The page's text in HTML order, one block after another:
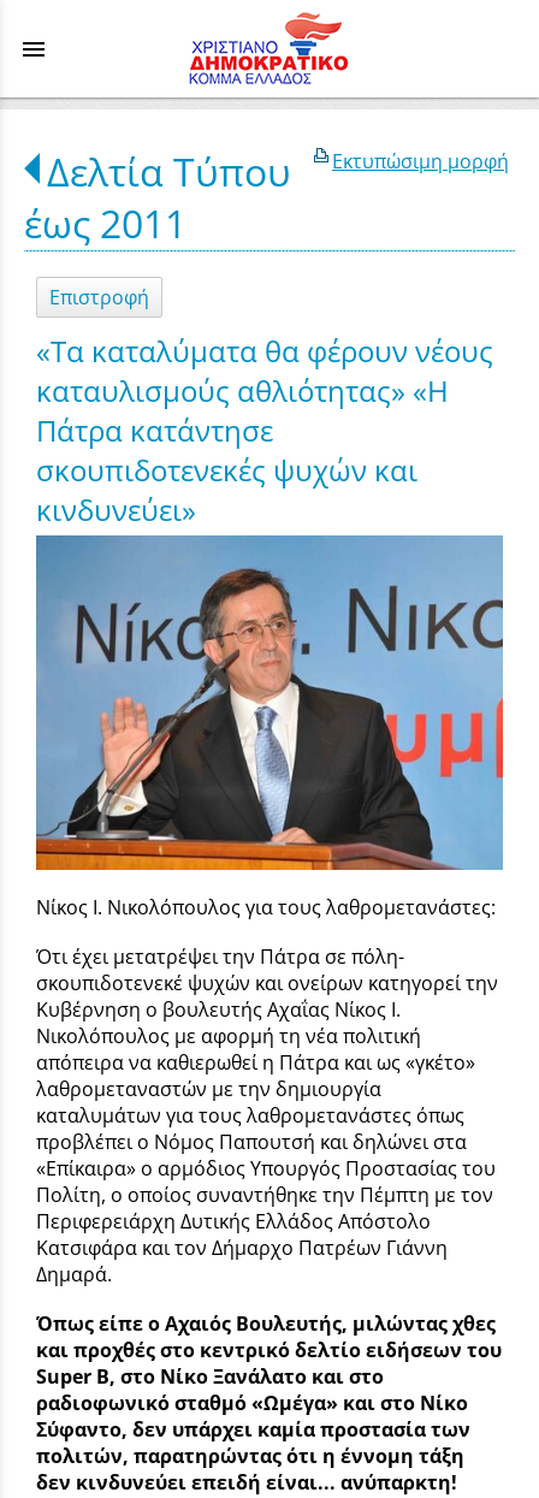
menu
Εκτυπώσιμη μορφή
Δελτία Τύπου
έως 2011
Επιστροφή
«Τα καταλύματα θα φέρουν νέους
καταυλισμούς αθλιότητας» «Η
Πάτρα κατάντησε
σκουπιδοτενεκές ψυχών και
κινδυνεύει»
Νίκος Ι. Νικολόπουλος για τους λαθρομετανάστες:
Ότι έχει μετατρέψει την Πάτρα σε πόλη-
σκουπιδοτενεκέ ψυχών και ονείρων κατηγορεί την
Κυβέρνηση ο βουλευτής Αχαΐας Νίκος Ι.
Νικολόπουλος με αφορμή τη νέα πολιτική
απόπειρα να καθιερωθεί η Πάτρα και ως «γκέτο»
λαθρομεταναστών με την δημιουργία
καταλυμάτων για τους λαθρομετανάστες όπως
προβλέπει ο Νόμος Παπουτσή και δηλώνει στα
«Επίκαιρα» ο αρμόδιος Υπουργός Προστασίας του
Πολίτη, ο οποίος συναντήθηκε την Πέμπτη με τον
Περιφερειάρχη Δυτικής Ελλάδος Απόστολο
Κατσιφάρα και τον Δήμαρχο Πατρέων Γιάννη
Δημαρά.
Όπως είπε ο Αχαιός Βουλευτής, μιλώντας χθες
και προχθές στο κεντρικό δελτίο ειδήσεων του
Super B, στο Νίκο Ξανάλατο και στο
ραδιοφωνικό σταθμό «Ωμέγα» και στο Νίκο
Σύφαντο, δεν υπάρχει καμία προστασία των
πολιτών, παρατηρώντας ότι η έννομη τάξη
δεν κινδυνεύει επειδή είναι... ανύπαρκτη!